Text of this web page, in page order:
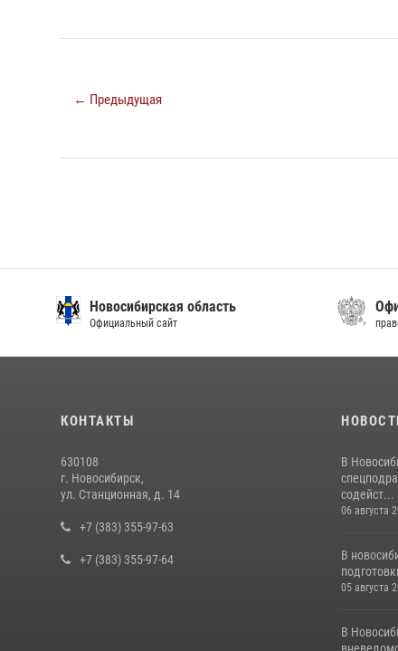
← Предыдущая
Новосибирская область
Официальный сайт
КОНТАКТЫ
630108
г. Новосибирск,
ул. Станционная, д. 14
+7 (383) 355-97-63
+7 (383) 355-97-64
В
содейст...
06 августа
В
05 августа
В